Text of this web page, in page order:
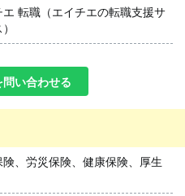
エ 転職（エイチエの転職支援サ
い合わせる
険、労災保険、健康保険、厚生